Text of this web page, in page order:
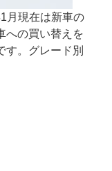
月現在は新車の
への買い替えを
す。グレード別